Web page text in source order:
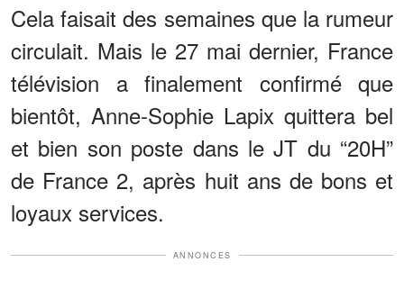
Cela faisait des semaines que la rumeur
circulait. Mais le 27 mai dernier, France
télévision a finalement confirmé que
bientôt, Anne-Sophie Lapix quittera bel
et bien son poste dans le JT du “20H”
de France 2, après huit ans de bons et
loyaux services.
ANNONCES